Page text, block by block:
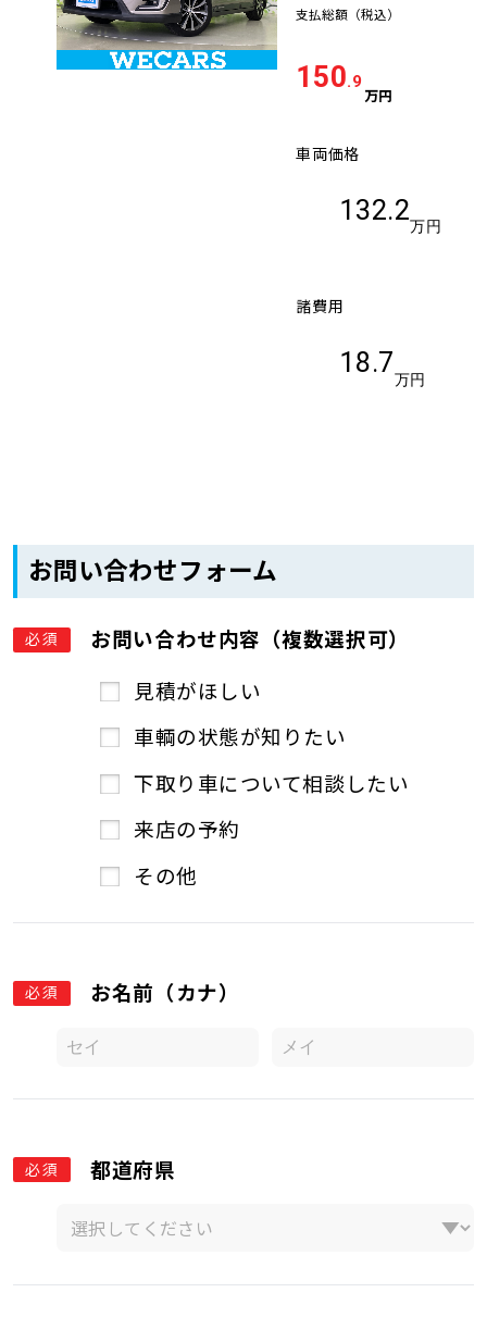
品質管理とサポート体制
お問い合わせ
採用情報
0120-733-500
支払総額 （税込）
150.9
万円
車両価格
132.2
万円
諸費用
18.7
万円
お問い合わせフォーム
必須
お問い合わせ内容（複数選択可）
見積がほしい
車輌の状態が知りたい
下取り車について相談したい
来店の予約
その他
必須 お名前（カナ）
必須 都道府県